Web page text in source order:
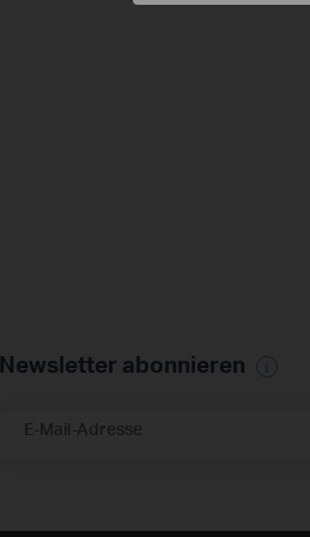
Newsletter abonnieren
E-Mail-Adresse